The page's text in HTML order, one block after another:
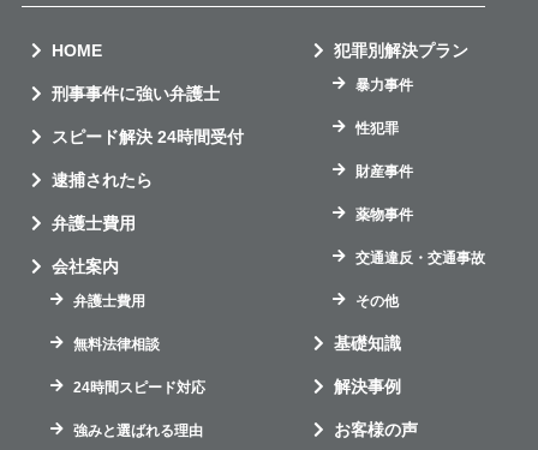
HOME
刑事事件に強い弁護士
スピード解決 24時間受付
逮捕されたら
弁護士費用
会社案内
弁護士費用
無料法律相談
24時間スピード対応
強みと選ばれる理由
犯罪別解決プラン
暴力事件
性犯罪
財産事件
薬物事件
交通違反・交通事故
その他
基礎知識
解決事例
お客様の声